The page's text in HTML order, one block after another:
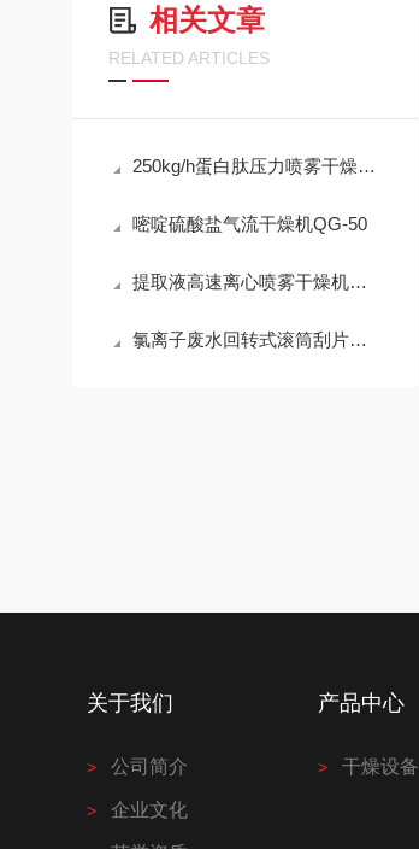
相关文章
RELATED ARTICLES
250kg/h蛋白肽压力喷雾干燥塔设备性能要求
嘧啶硫酸盐气流干燥机QG-50
提取液高速离心喷雾干燥机技术要求
氯离子废水回转式滚筒刮片干燥机
关于我们
公司简介
企业文化
产品中心
干燥设备